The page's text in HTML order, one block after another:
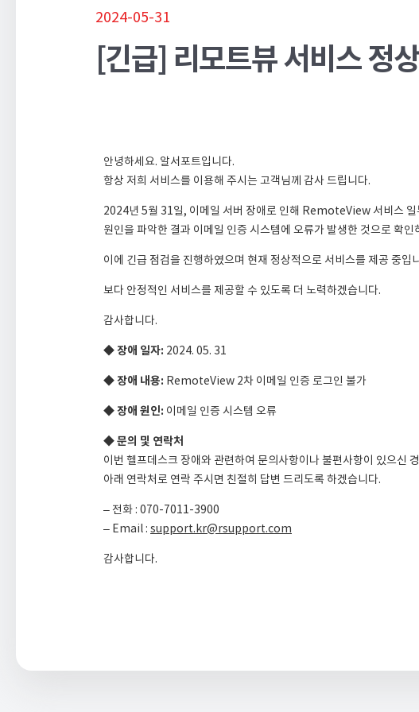
2024-05-31
[긴급] 리모트뷰 서비스 정
안녕하세요. 알서포트입니다.
항상 저희 서비스를 이용해 주시는 고객님께 감사 드립니다.
2024년 5월 31일, 이메일 서버 장애로 인해 RemoteView 서비스 일
원인을 파악한 결과 이메일 인증 시스템에 오류가 발생한 것으로 확인
이에 긴급 점검을 진행하였으며 현재 정상적으로 서비스를 제공 중입
보다 안정적인 서비스를 제공할 수 있도록 더 노력하겠습니다.
감사합니다.
◆ 장애 일자: 2024. 05. 31
◆ 장애 내용: RemoteView 2차 이메일 인증 로그인 불가
◆ 장애 원인: 이메일 인증 시스템 오류
◆ 문의 및 연락처
이번 헬프데스크 장애와 관련하여 문의사항이나 불편사항이 있으신
아래 연락처로 연락 주시면 친절히 답변 드리도록 하겠습니다.
– 전화 : 070-7011-3900
– Email : support.kr@rsupport.com
감사합니다.